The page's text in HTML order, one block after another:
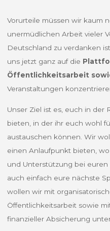
Vorurteile müssen wir kaum
unermüdlichen Arbeit vieler
Deutschland zu verdanken
uns jetzt ganz auf die
Öffentlichkeitsarbeit
Veranstaltungen
Unser Ziel ist es, euch in der
bieten, in der ihr euch wohl
austauschen können. Wir
einen Anlaufpunkt bieten,
und Unterstützung bei
auch einfach eure nächste
wollen wir mit
Öffentlichkeitsarbeit sowie
finanzieller Absicherung